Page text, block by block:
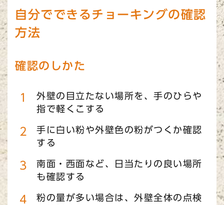
自分でできるチョーキングの確認
方法
確認のしかた
外壁の目立たない場所を、手のひらや
指で軽くこする
手に白い粉や外壁色の粉がつくか確認
する
南面・西面など、日当たりの良い場所
も確認する
粉の量が多い場合は、外壁全体の点検